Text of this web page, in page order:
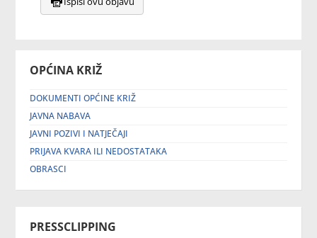
OPĆINA KRIŽ
DOKUMENTI OPĆINE KRIŽ
JAVNA NABAVA
JAVNI POZIVI I NATJEČAJI
PRIJAVA KVARA ILI NEDOSTATAKA
OBRASCI
PRESSCLIPPING